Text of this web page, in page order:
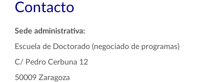
Contacto
Sede administrativa:
Escuela de Doctorado (negociado de programas)
C/ Pedro Cerbuna 12
50009 Zaragoza